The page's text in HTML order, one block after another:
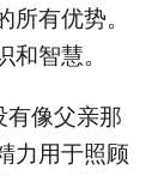
有优势。
智慧。
有像父亲那
力用于照顾